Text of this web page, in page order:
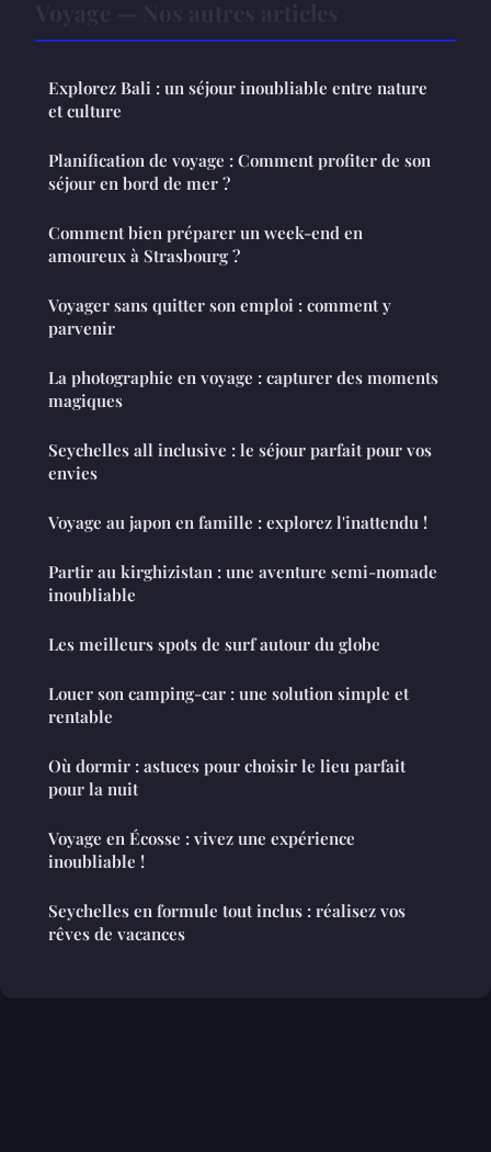
Explorez Bali : un séjour inoubliable entre nature
et culture
Planification de voyage : Comment profiter de son
séjour en bord de mer ?
Comment bien préparer un week-end en
amoureux à Strasbourg ?
Voyager sans quitter son emploi : comment y
parvenir
La photographie en voyage : capturer des moments
magiques
Seychelles all inclusive : le séjour parfait pour vos
envies
Voyage au japon en famille : explorez l'inattendu !
Partir au kirghizistan : une aventure semi-nomade
inoubliable
Les meilleurs spots de surf autour du globe
Louer son camping-car : une solution simple et
rentable
Où dormir : astuces pour choisir le lieu parfait
pour la nuit
Voyage en Écosse : vivez une expérience
inoubliable !
Seychelles en formule tout inclus : réalisez vos
rêves de vacances